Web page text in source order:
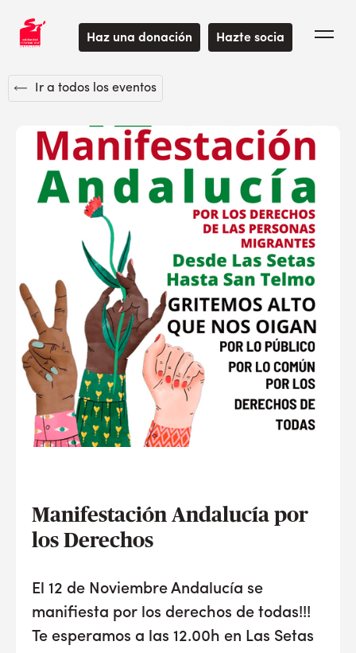
Haz una donación Hazte socia
Ir a todos los eventos
Manifestación Andalucía por
los Derechos
El 12 de Noviembre Andalucía se
manifiesta por los derechos de todas!!!
Te esperamos a las 12.00h en Las Setas